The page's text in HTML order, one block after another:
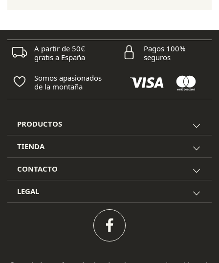
33,65 €.25,25 €.
A partir de 50€
gratis a España
Pagos 100%
seguros
Somos apasionados
de la montaña
PRODUCTOS
TIENDA
CONTACTO
LEGAL